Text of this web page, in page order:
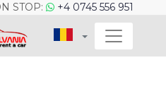
STOP: +4 0745 556 951